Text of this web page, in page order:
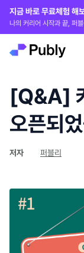
지금 바로 무료체험 해
나의 커리어 시작과 끝, 퍼블
[Q&A]
오픈되
저자 퍼블리